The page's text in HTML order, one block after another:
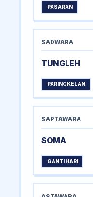
PASARAN
SADWARA
TUNGLEH
PARINGKELAN
SAPTAWARA
SOMA
GANTI HARI